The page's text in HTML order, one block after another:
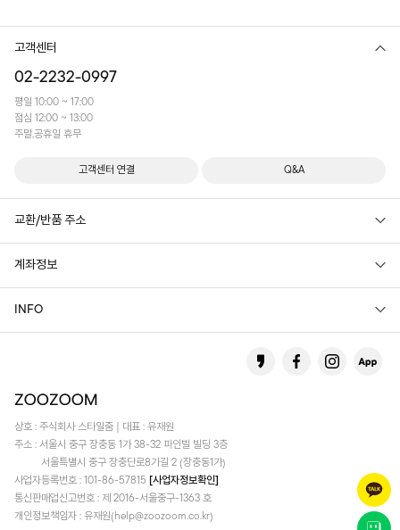
고객센터
02-2232-0997
평일 10:00 ~ 17:00
점심 12:00 ~ 13:00
주말,공휴일 휴무
고객센터 연결 Q&A
교환/반품 주소
계좌정보
INFO
상호 : 주식회사 스타일줌 | 대표 : 유재원
주소 : 서울시 중구 장충동 1가 38-32 파인빌 빌딩 3층
서울특별시 중구 장충단로8가길 2 (장충동1가)
사업자등록번호 : 101-86-57815 [사업자정보확인]
통신판매업신고번호 : 제 2016-서울중구-1363 호
개인정보책임자 : 유재원(help@zoozoom.co.kr)